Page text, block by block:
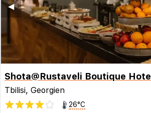
◀︎
Shota@Rustaveli Boutique Hotel
Tbilisi, Georgien
26°C